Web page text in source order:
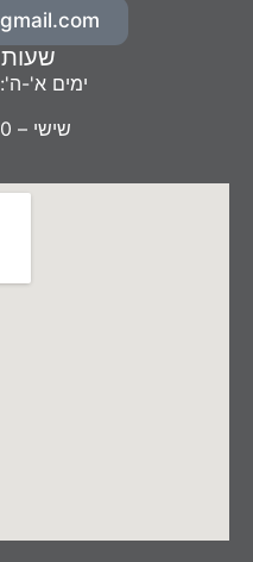
ימים א'-ה': 07:00-16:00
שישי – 07:00-10:00